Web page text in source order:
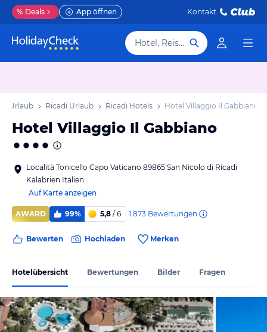
% Deals App öffnen Kontakt
Hotel, Reiseziel
Urlaub Ricadi Urlaub Ricadi Hotels Hotel Villaggio Il Gabbiano
Hotel Villaggio Il Gabbiano
Località Tonicello Capo Vaticano 89865 San Nicolo di Ricadi
Kalabrien Italien
Auf Karte anzeigen
AWARD 99% 5,8 / 6 1.873 Bewertungen
Bewerten Hochladen Merken
Hotelübersicht Bewertungen Bilder Fragen